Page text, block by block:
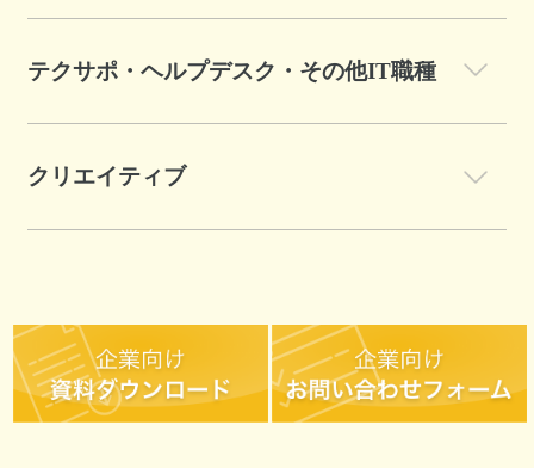
テクサポ・ヘルプデスク・その他IT職種
クリエイティブ